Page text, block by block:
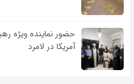
حضور نماینده ویژه
آمریکا در لامرد